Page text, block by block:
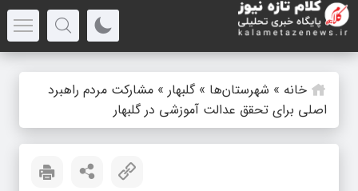
خانه » شهرستان‌ها »گلبهار » مشارکت مردم راهبرد
اصلی برای تحقق عدالت آموزشی در گلبهار